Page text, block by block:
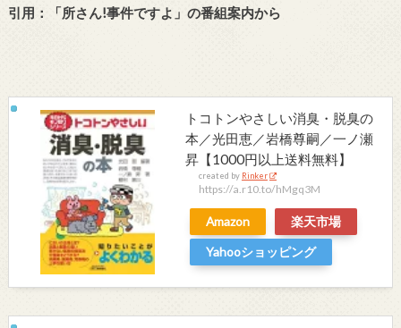
引用：「所さん!事件ですよ 」の番組案内から
トコトンやさしい消臭・脱臭の
本／光田恵／岩橋尊嗣／一ノ瀬
昇【1000円以上送料無料】
created by Rinker
https://a.r10.to/hMgq3M
Amazon
楽天市場
Yahooショッピング